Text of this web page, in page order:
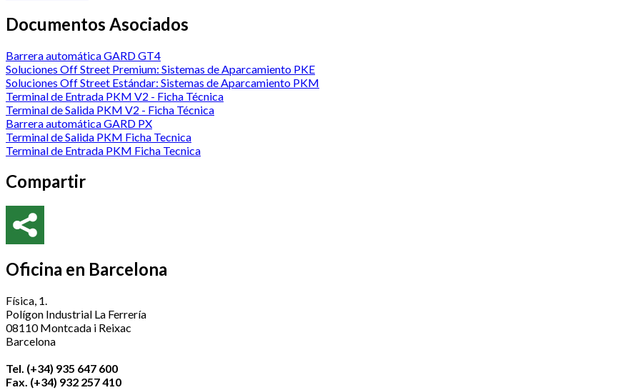
Documentos Asociados
Barrera automática GARD GT4
Soluciones Off Street Premium: Sistemas de Aparcamiento PKE
Soluciones Off Street Estándar: Sistemas de Aparcamiento PKM
Terminal de Entrada PKM V2 - Ficha Técnica
Terminal de Salida PKM V2 - Ficha Técnica
Barrera automática GARD PX
Terminal de Salida PKM Ficha Tecnica
Terminal de Entrada PKM Ficha Tecnica
Compartir
Oficina en Barcelona
Física, 1.
Polígon Industrial La Ferrería
08110 Montcada i Reixac
Barcelona
Tel. (+34) 935 647 600
Fax. (+34) 932 257 410